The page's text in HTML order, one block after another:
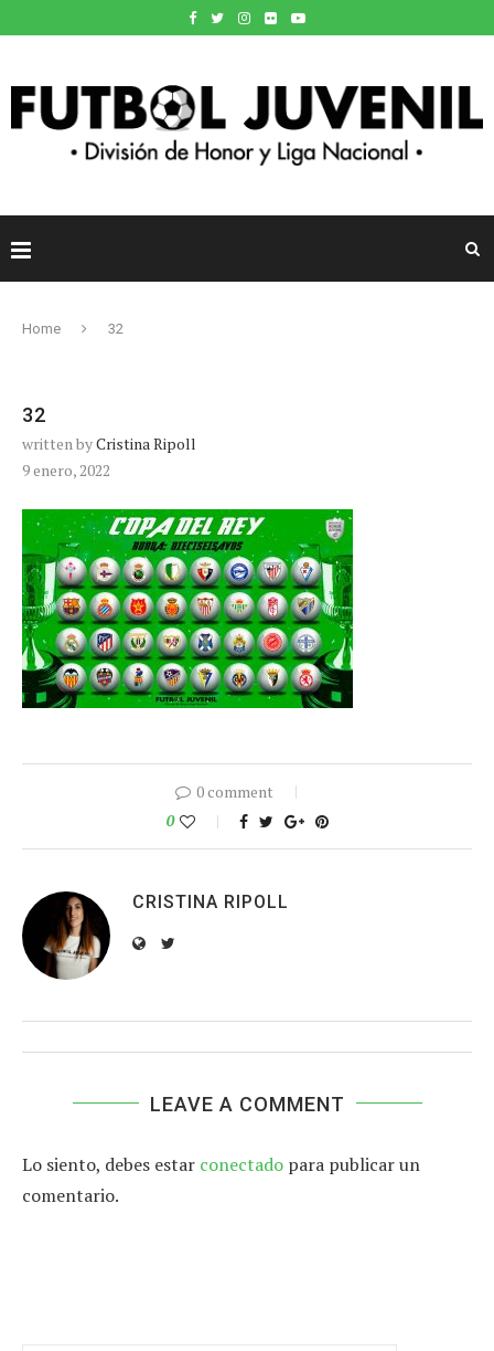
Home 32
32
written byCristina Ripoll
9 enero, 2022
0 comment
0
CRISTINA RIPOLL
LEAVE A COMMENT
Lo siento, debes estar conectado para publicar un
comentario.